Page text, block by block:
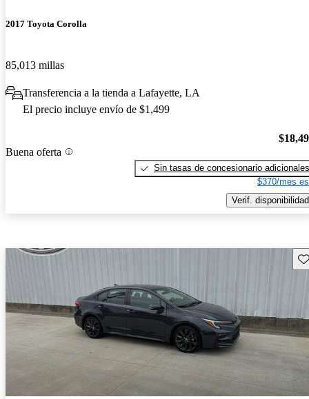
2017 Toyota Corolla
85,013 millas
Transferencia a la tienda a Lafayette, LA
El precio incluye envío de $1,499
Buena oferta
Sin tasas de concesionario adicionales
$370/mes
Verif. disponibilidad